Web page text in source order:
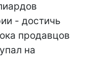
- достичь
продавцов
на